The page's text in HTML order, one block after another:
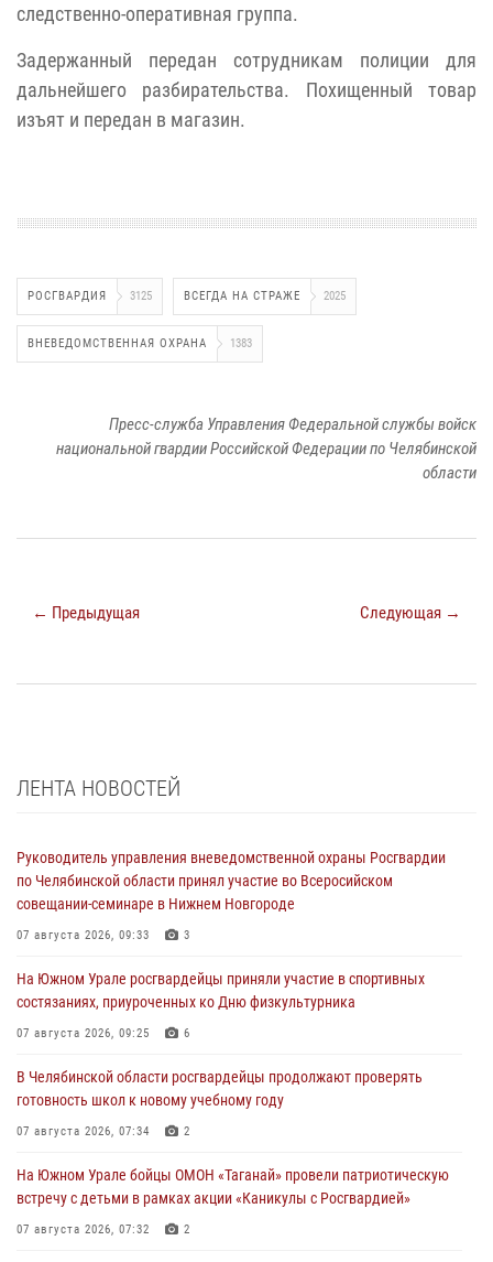
следственно-оперативная группа.
Задержанный передан сотрудникам полиции для
дальнейшего разбирательства. Похищенный товар
изъят и передан в магазин.
РОСГВАРДИЯ 3125 ВСЕГДА НА СТРАЖЕ 2025
ВНЕВЕДОМСТВЕННАЯ ОХРАНА 1383
Пресс-служба Управления Федеральной службы войск
национальной гвардии Российской Федерации по Челябинской
области
← Предыдущая Следующая →
ЛЕНТА НОВОСТЕЙ
Руководитель управления вневедомственной охраны Росгвардии
по Челябинской области принял участие во Всеросийском
совещании-семинаре в Нижнем Новгороде
07 августа 2026, 09:33 3
На Южном Урале росгвардейцы приняли участие в спортивных
состязаниях, приуроченных ко Дню физкультурника
07 августа 2026, 09:25 6
В Челябинской области росгвардейцы продолжают проверять
готовность школ к новому учебному году
07 августа 2026, 07:34 2
На Южном Урале бойцы ОМОН «Таганай» провели патриотическую
встречу с детьми в рамках акции «Каникулы с Росгвардией»
07 августа 2026, 07:32 2